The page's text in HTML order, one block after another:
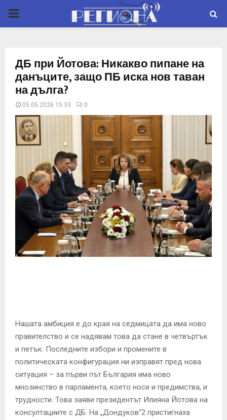
P
M
A
R
Y
M
N
ДБ при Йотова: Никакво пипане на
данъците, защо ПБ иска нов таван
на дълга?
05.05.2026 15:33 0
Нашата амбиция е до края на седмицата да има ново
правителство и се надявам това да стане в четвъртък
и петък. Последните избори и промените в
политическата конфигурация ни изправят пред нова
ситуация – за първи път България има ново
мнозинство в парламента, което носи и предимства, и
трудности. Това заяви президентът Илияна Йотова на
консултациите с ДБ. На „Дондуков“2 пристигнаха